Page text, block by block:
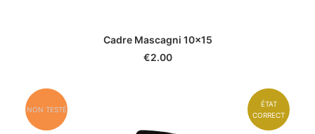
Cadre Mascagni 10x15
€2.00
NON TESTÉ
ÉTAT
CORRECT